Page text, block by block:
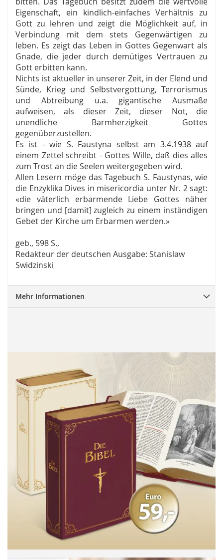
Eigenschaft, ein kindlich-einfaches Verhältnis zu
Gott zu lehren und zeigt die Möglichkeit auf, in
Verbindung mit dem stets Gegenwärtigen zu
leben. Es zeigt das Leben in Gottes Gegenwart als
Gnade, die jeder durch demütiges Vertrauen zu
Gott erbitten kann.
Nichts ist aktueller in unserer Zeit, in der Elend und
Sünde, Krieg und Selbstvergottung, Terrorismus
und Abtreibung u.a. gigantische Ausmaße
aufweisen, als dieser Zeit, dieser Not, die
unendliche Barmherzigkeit Gottes
gegenüberzustellen.
Es ist - wie S. Faustyna selbst am 3.4.1938 auf
einem Zettel schreibt - Gottes Wille, daß dies alles
zum Trost an die Seelen weitergegeben wird.
Allen Lesern möge das Tagebuch S. Faustynas, wie
die Enzyklika Dives in misericordia unter Nr. 2 sagt:
«die väterlich erbarmende Liebe Gottes näher
bringen und [damit] zugleich zu einem inständigen
Gebet der Kirche um Erbarmen werden.»
geb., 598 S.,
Redakteur der deutschen Ausgabe: Stanislaw
Swidzinski
Mehr Informationen